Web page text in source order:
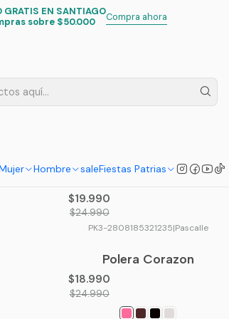
Hombre saleFiestas Patrias
GRATIS EN SANTIAGO
sobre $50.000
Compra ahora
Mujer Poleras y camisetas
$19.990
$24.990
PK3-2808185321235|Pascalle
Polera Corazon
$18.990
$24.990